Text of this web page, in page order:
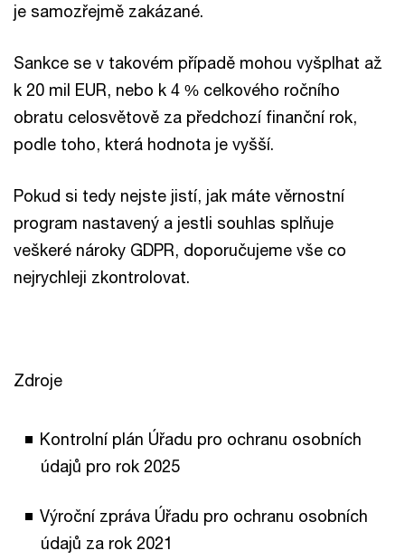
je samozřejmě zakázané.
Sankce se v takovém případě mohou vyšplhat až
k 20 mil EUR, nebo k 4 % celkového ročního
obratu celosvětově za předchozí finanční rok,
podle toho, která hodnota je vyšší.
Pokud si tedy nejste jistí, jak máte věrnostní
program nastavený a jestli souhlas splňuje
veškeré nároky GDPR, doporučujeme vše co
nejrychleji zkontrolovat.
Zdroje
Kontrolní plán Úřadu pro ochranu osobních
údajů pro rok 2025
Výroční zpráva Úřadu pro ochranu osobních
údajů za rok 2021